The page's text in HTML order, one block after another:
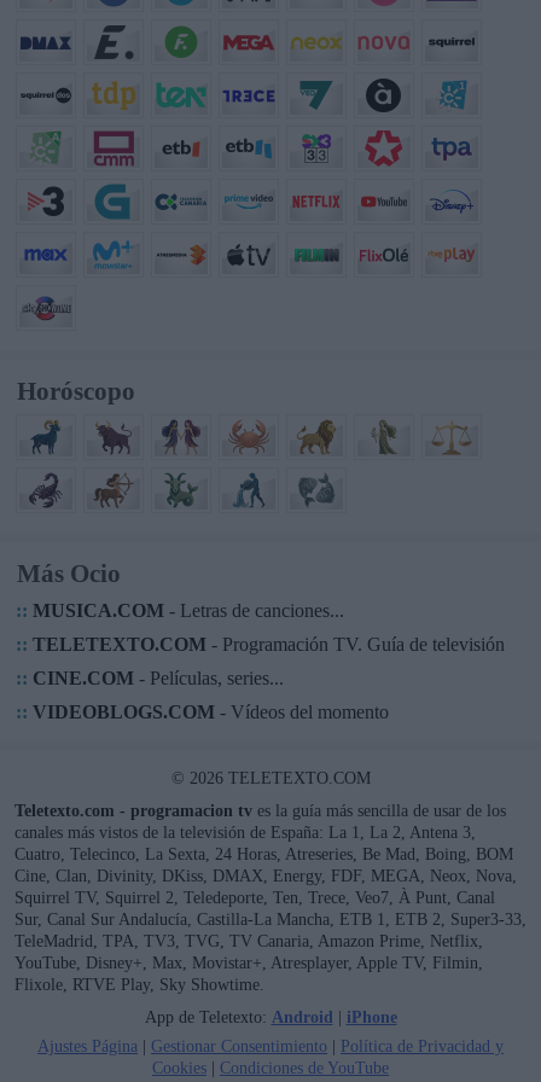
Horóscopo
Más Ocio
:: MUSICA.COM- Letras de canciones...
:: TELETEXTO.COM- Programación TV. Guía de televisión
:: CINE.COM- Películas, series...
:: VIDEOBLOGS.COM- Vídeos del momento
© 2026 TELETEXTO.COM
Teletexto.com - programacion tv es la guía más sencilla de usar de los
canales más vistos de la televisión de España: La 1, La 2, Antena 3,
Cuatro, Telecinco, La Sexta, 24 Horas, Atreseries, Be Mad, Boing, BOM
Cine, Clan, Divinity, DKiss, DMAX, Energy, FDF, MEGA, Neox, Nova,
Squirrel TV, Squirrel 2, Teledeporte, Ten, Trece, Veo7, À Punt, Canal
Sur, Canal Sur Andalucía, Castilla-La Mancha, ETB 1, ETB 2, Super3-33,
TeleMadrid, TPA, TV3, TVG, TV Canaria, Amazon Prime, Netflix,
YouTube, Disney+, Max, Movistar+, Atresplayer, Apple TV, Filmin,
Flixole, RTVE Play, Sky Showtime.
App de Teletexto: Android | iPhone
Ajustes Página | Gestionar Consentimiento | Política de Privacidad y
Cookies | Condiciones de YouTube